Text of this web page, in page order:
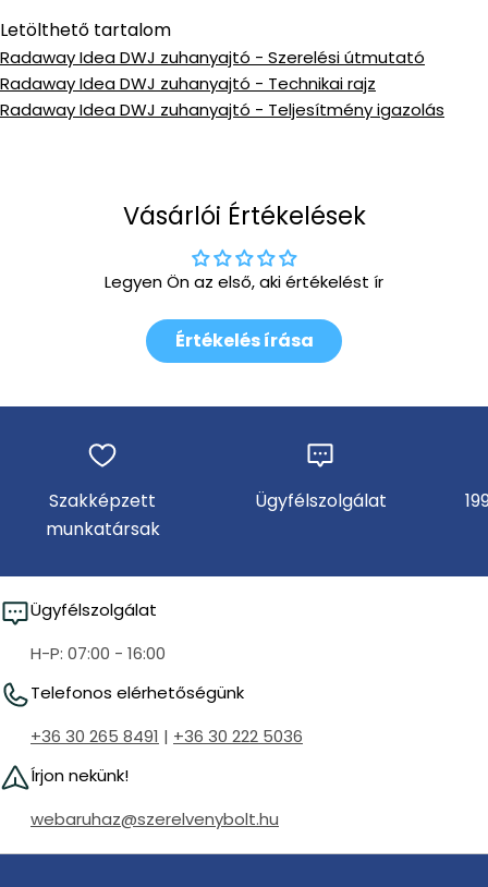
Letölthető tartalom
Radaway Idea DWJ zuhanyajtó - Szerelési útmutató
Radaway Idea DWJ zuhanyajtó - Technikai rajz
Radaway Idea DWJ zuhanyajtó - Teljesítmény igazolás
Vásárlói Értékelések
Legyen Ön az első, aki értékelést ír
Értékelés írása
Szakképzett
munkatársak
Ügyfélszolgálat
Ügyfélszolgálat
H-P: 07:00 - 16:00
Telefonos elérhetőségünk
+36 30 265 8491 | +36 30 222 5036
Írjon nekünk!
webaruhaz@szerelvenybolt.hu